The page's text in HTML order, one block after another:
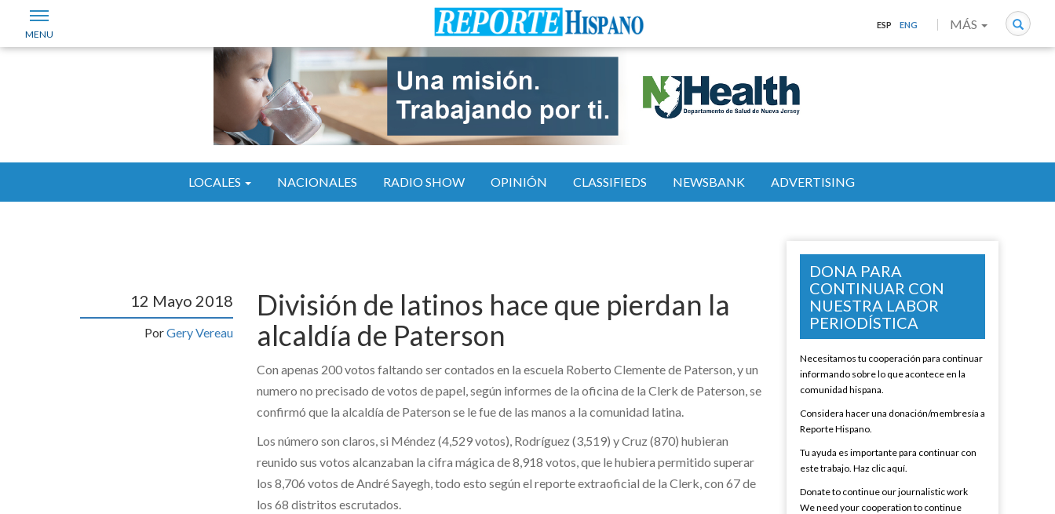
Search
MÁS
ESP ENG
LOCALES NACIONALES RADIO SHOW OPINIÓN CLASSIFIEDS NEWSBANK ADVERTISING
12 Mayo 2018
PorGery Vereau
División de latinos hace que pierdan la
alcaldía de Paterson
Con apenas 200 votos faltando ser contados en la escuela Roberto Clemente de Paterson, y un
numero no precisado de votos de papel, según informes de la oficina de la Clerk de Paterson, se
confirmó que la alcaldía de Paterson se le fue de las manos a la comunidad latina.
Los número son claros, si Méndez (4,529 votos), Rodríguez (3,519) y Cruz (870) hubieran
reunido sus votos alcanzaban la cifra mágica de 8,918 votos, que le hubiera permitido superar
los 8,706 votos de André Sayegh, todo esto según el reporte extraoficial de la Clerk, con 67 de
los 68 distritos escrutados.
DONA PARA
CONTINUAR CON
NUESTRA LABOR
PERIODÍSTICA
Necesitamos tu cooperación para continuar
informando sobre lo que acontece en la
comunidad hispana.
Considera hacer una donación/membresía a
Reporte Hispano.
Tu ayuda es importante para continuar con
este trabajo. Haz clic aquí.
Donate to continue our journalistic work
We need your cooperation to continue